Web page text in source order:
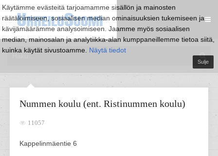
Käytämme evästeitä tarjoamamme sisällön ja mainosten
räätälöimiseen, sosiaalisen median ominaisuuksien tukemiseen ja
kävijämäärämme analysoimiseen. Jaamme myös sosiaalisen
median, mainosalan ja analytiikka-alan kumppaneillemme tietoa siitä,
kuinka käytät sivustoamme. Näytä tiedot
Sulje
Nummen koulu (ent. Ristinummen koulu)
11057
Kappelinmäentie 6